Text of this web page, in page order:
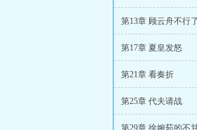
第13章 顾云舟不行了
第17章 夏皇发怒
第21章 看奏折
第25章 代夫请战
第29章 徐婉茹的不